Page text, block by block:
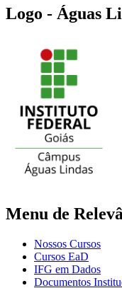
Logo - Águas
Menu de
Nossos Cursos
Cursos EaD
IFG em Dados
Documentos